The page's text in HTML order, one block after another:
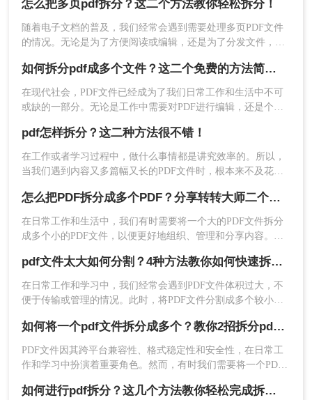
2、选择PDF分割功能，点击“添加文档”，将PDF分
割成两个文件进行导入。这里的PDF文档有4页，所
以选择【按页码划分】，每2页存储为文档。设置完
换】！
三、注意事项
在进行PDF分割操作前，请确保已备份原始文
根据实际需求选择合适的分割方法和工具以获
得最佳效果。
对于在线工具的使用，请注意安全性和隐私保
管理、传输或打印。那么pdf如何分割呢？本文将详细介绍几种
PDF分割的方法，帮助您轻松完成这一任务。
怎么把多页pdf拆分？这二个方法教你轻松拆分！
随着电子文档的普及，我们经常会遇到需要处理多页PDF文件
的情况。无论是为了方便阅读或编辑，还是为了分发文件，拆
呢？在本文中，我们将介绍一些简单而有效的方法，帮助你快
速拆分多页PDF文件。
如何拆分pdf成多个文件？这二个免费的方法简单又靠谱!
在现代社会，PDF文件已经成为了我们日常工作和生活中不可
或缺的一部分。无论是工作中需要对PDF进行编辑，还是个人
巧和方法。那么如何拆分pdf成多个文件呢？本文将从头到尾详
细介绍如何快速拆分PDF文件为多个独立文件，帮助您高效完
成操作。
pdf怎样拆分？这二种方法很不错！
在工作或者学习过程中，做什么事情都是讲究效率的。所以，
当我们遇到内容又多篇幅又长的PDF文件时，根本来不及花太
个文件以便我们快速查阅。那么有没有更加简便高效的方法可
以让我们实现这一操作呢？今天我就推荐三个实用的方法来教
你pdf怎样拆分，让你快速提高文件处理效率。
怎么把PDF拆分成多个PDF？分享转转大师二个拆分方法！
在日常工作和生活中，我们有时需要将一个大的PDF文件拆分
成多个小的PDF文件，以便更好地组织、管理和分享内容。那
PDF的方法，帮助您轻松完成这项任务。
pdf文件太大如何分割？4种方法教你如何快速拆分！
在日常工作和学习中，我们经常会遇到PDF文件体积过大，不
便于传输或管理的情况。此时，将PDF文件分割成多个较小的
细介绍几种常用的PDF文件分割方法，帮助用户轻松应对大体
积PDF文件的处理难题。
如何将一个pdf文件拆分成多个？教你2招拆分pdf！
PDF文件因其跨平台兼容性、格式稳定性和安全性，在日常工
作和学习中扮演着重要角色。然而，有时我们需要将一个PDF
种常用的PDF拆分方法，帮助您轻松实现PDF文件的拆分。如何进行pdf拆分？这几个方法教你轻松完成拆分！